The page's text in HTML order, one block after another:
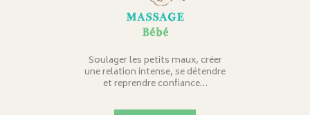
MASSAGE
Bébé
Soulager les petits maux, créer
une relation intense, se détendre
et reprendre confiance…